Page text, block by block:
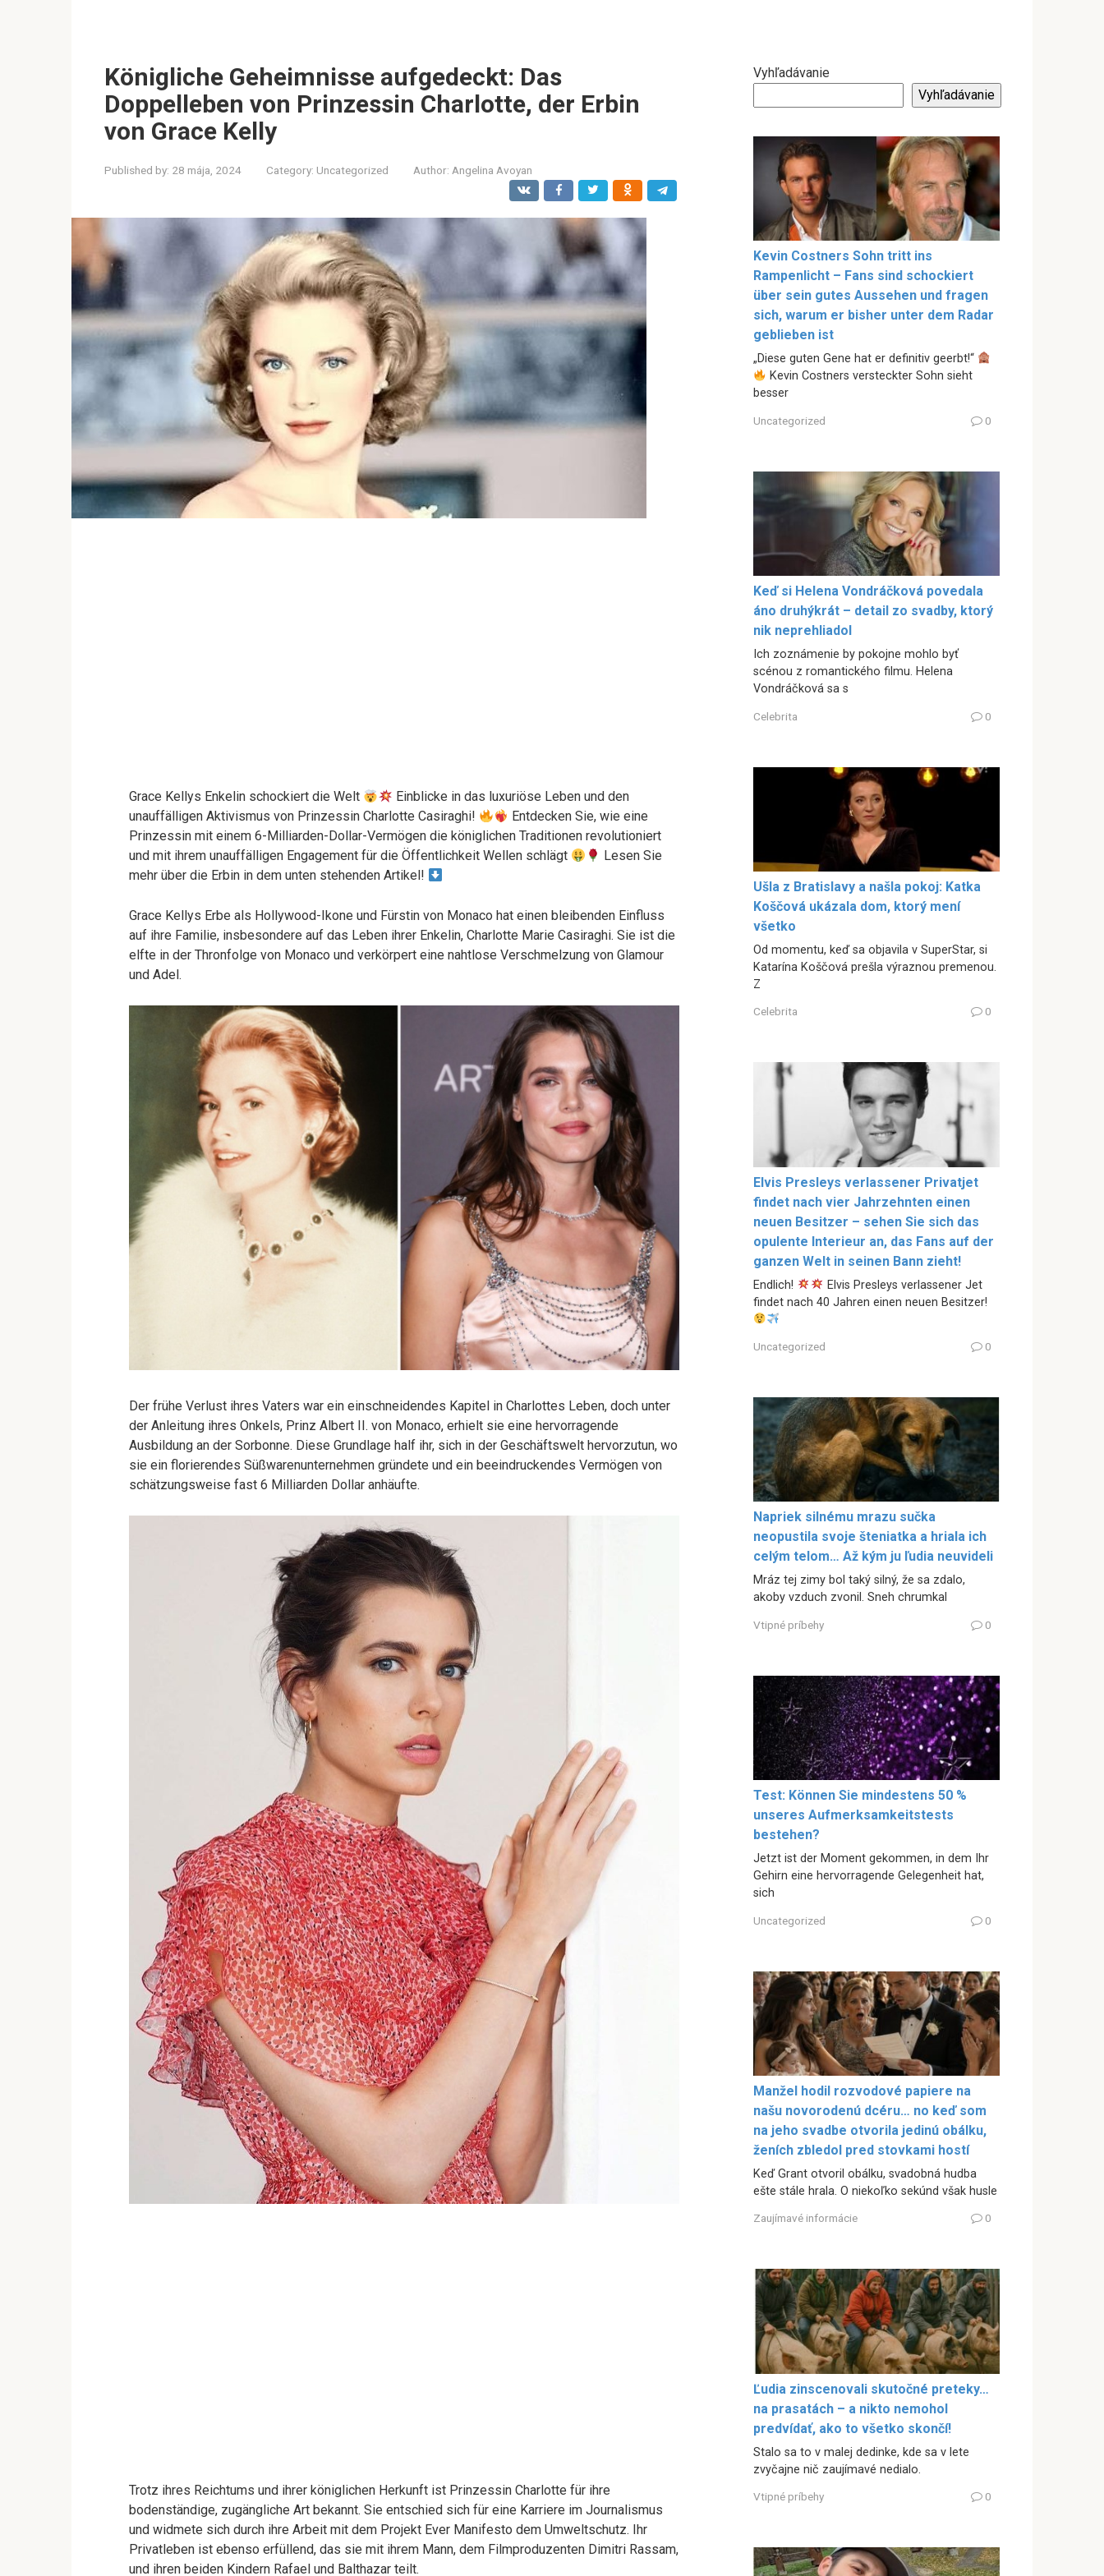
Königliche Geheimnisse aufgedeckt: Das
Doppelleben von Prinzessin Charlotte, der Erbin
von Grace Kelly
Published by: 28 mája, 2024 Category: Uncategorized Author: Angelina Avoyan
Grace Kellys Enkelin schockiert die Welt
Einblicke in das luxuriöse Leben und den
unauffälligen Aktivismus von Prinzessin Charlotte Casiraghi!
Entdecken Sie, wie eine
Prinzessin mit einem 6-Milliarden-Dollar-Vermögen die königlichen Traditionen revolutioniert
und mit ihrem unauffälligen Engagement für die Öffentlichkeit Wellen schlägt
Lesen Sie
mehr über die Erbin in dem unten stehenden Artikel!
Grace Kellys Erbe als Hollywood-Ikone und Fürstin von Monaco hat einen bleibenden Einfluss
auf ihre Familie, insbesondere auf das Leben ihrer Enkelin, Charlotte Marie Casiraghi. Sie ist die
elfte in der Thronfolge von Monaco und verkörpert eine nahtlose Verschmelzung von Glamour
und Adel.
Der frühe Verlust ihres Vaters war ein einschneidendes Kapitel in Charlottes Leben, doch unter
der Anleitung ihres Onkels, Prinz Albert II. von Monaco, erhielt sie eine hervorragende
Ausbildung an der Sorbonne. Diese Grundlage half ihr, sich in der Geschäftswelt hervorzutun, wo
sie ein florierendes Süßwarenunternehmen gründete und ein beeindruckendes Vermögen von
schätzungsweise fast 6 Milliarden Dollar anhäufte.
Trotz ihres Reichtums und ihrer königlichen Herkunft ist Prinzessin Charlotte für ihre
bodenständige, zugängliche Art bekannt. Sie entschied sich für eine Karriere im Journalismus
und widmete sich durch ihre Arbeit mit dem Projekt Ever Manifesto dem Umweltschutz. Ihr
Privatleben ist ebenso erfüllend, das sie mit ihrem Mann, dem Filmproduzenten Dimitri Rassam,
und ihren beiden Kindern Rafael und Balthazar teilt.
Vyhľadávanie
Vyhľadávanie
Kevin Costners Sohn tritt ins
Rampenlicht – Fans sind schockiert
über sein gutes Aussehen und fragen
sich, warum er bisher unter dem Radar
geblieben ist
„Diese guten Gene hat er definitiv geerbt!“
Kevin Costners versteckter Sohn sieht
besser
Uncategorized 0
Keď si Helena Vondráčková povedala
áno druhýkrát – detail zo svadby, ktorý
nik neprehliadol
Ich zoznámenie by pokojne mohlo byť
scénou z romantického filmu. Helena
Vondráčková sa s
Celebrita 0
Ušla z Bratislavy a našla pokoj: Katka
Koščová ukázala dom, ktorý mení
všetko
Od momentu, keď sa objavila v SuperStar, si
Katarína Koščová prešla výraznou premenou.
Z
Celebrita 0
Elvis Presleys verlassener Privatjet
findet nach vier Jahrzehnten einen
neuen Besitzer – sehen Sie sich das
opulente Interieur an, das Fans auf der
ganzen Welt in seinen Bann zieht!
Endlich!
Elvis Presleys verlassener Jet
findet nach 40 Jahren einen neuen Besitzer!
Uncategorized 0
Napriek silnému mrazu sučka
neopustila svoje šteniatka a hriala ich
celým telom… Až kým ju ľudia neuvideli
Mráz tej zimy bol taký silný, že sa zdalo,
akoby vzduch zvonil. Sneh chrumkal
Vtipné príbehy 0
Test: Können Sie mindestens 50 %
unseres Aufmerksamkeitstests
bestehen?
Jetzt ist der Moment gekommen, in dem Ihr
Gehirn eine hervorragende Gelegenheit hat,
sich
Uncategorized 0
Manžel hodil rozvodové papiere na
našu novorodenú dcéru… no keď som
na jeho svadbe otvorila jedinú obálku,
ženích zbledol pred stovkami hostí
Keď Grant otvoril obálku, svadobná hudba
ešte stále hrala. O niekoľko sekúnd však husle
Zaujímavé informácie 0
Ľudia zinscenovali skutočné preteky…
na prasatách – a nikto nemohol
predvídať, ako to všetko skončí!
Stalo sa to v malej dedinke, kde sa v lete
zvyčajne nič zaujímavé nedialo.
Vtipné príbehy 0